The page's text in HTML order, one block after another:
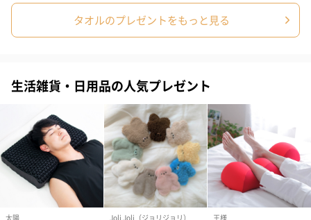
タオルのプレゼントをもっと見る
生活雑貨・日用品の人気プレゼント